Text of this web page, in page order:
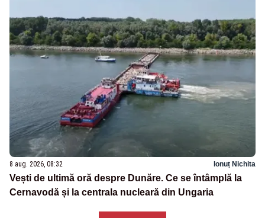
8 aug. 2026, 08:32 Ionuț Nichita
Vești de ultimă oră despre Dunăre. Ce se întâmplă la
Cernavodă și la centrala nucleară din Ungaria